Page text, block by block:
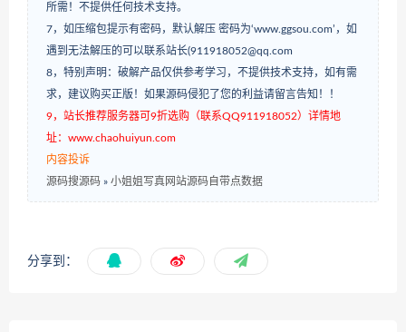
所需！不提供任何技术支持。
7，如压缩包提示有密码，默认解压 密码为‘www.ggsou.com’，如
遇到无法解压的可以联系站长(911918052@qq.com
8，特别声明：破解产品仅供参考学习，不提供技术支持，如有需
求，建议购买正版！如果源码侵犯了您的利益请留言告知！！
9，站长推荐服务器可9折选购（联系QQ911918052）详情地
址：www.chaohuiyun.com
内容投诉
源码搜源码 » 小姐姐写真网站源码自带点数据
分享到：